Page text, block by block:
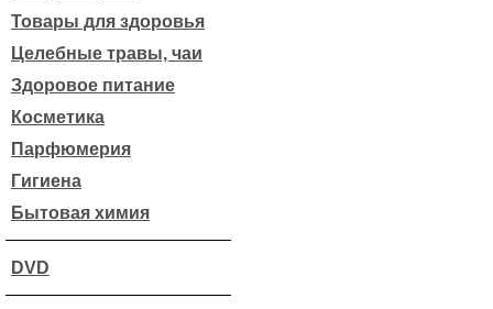
Товары для здоровья
Целебные травы, чаи
Здоровое питание
Косметика
Парфюмерия
Гигиена
Бытовая химия
DVD